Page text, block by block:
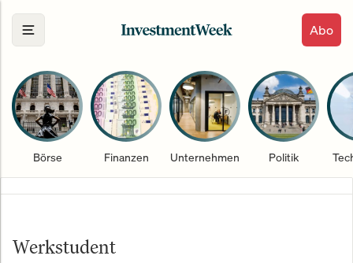
Abo
Börse Finanzen Unternehmen Politik
Werkstudent